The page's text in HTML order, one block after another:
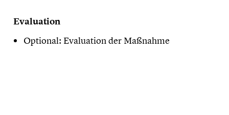
Evaluation
Optional: Evaluation der Maßnahme